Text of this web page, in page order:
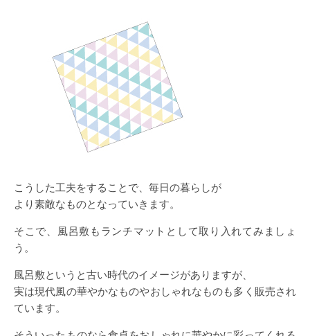
こうした工夫をすることで、毎日の暮らしが
より素敵なものとなっていきます。
そこで、風呂敷もランチマットとして取り入れてみましょ
う。
風呂敷というと古い時代のイメージがありますが、
実は現代風の華やかなものやおしゃれなものも多く販売され
ています。